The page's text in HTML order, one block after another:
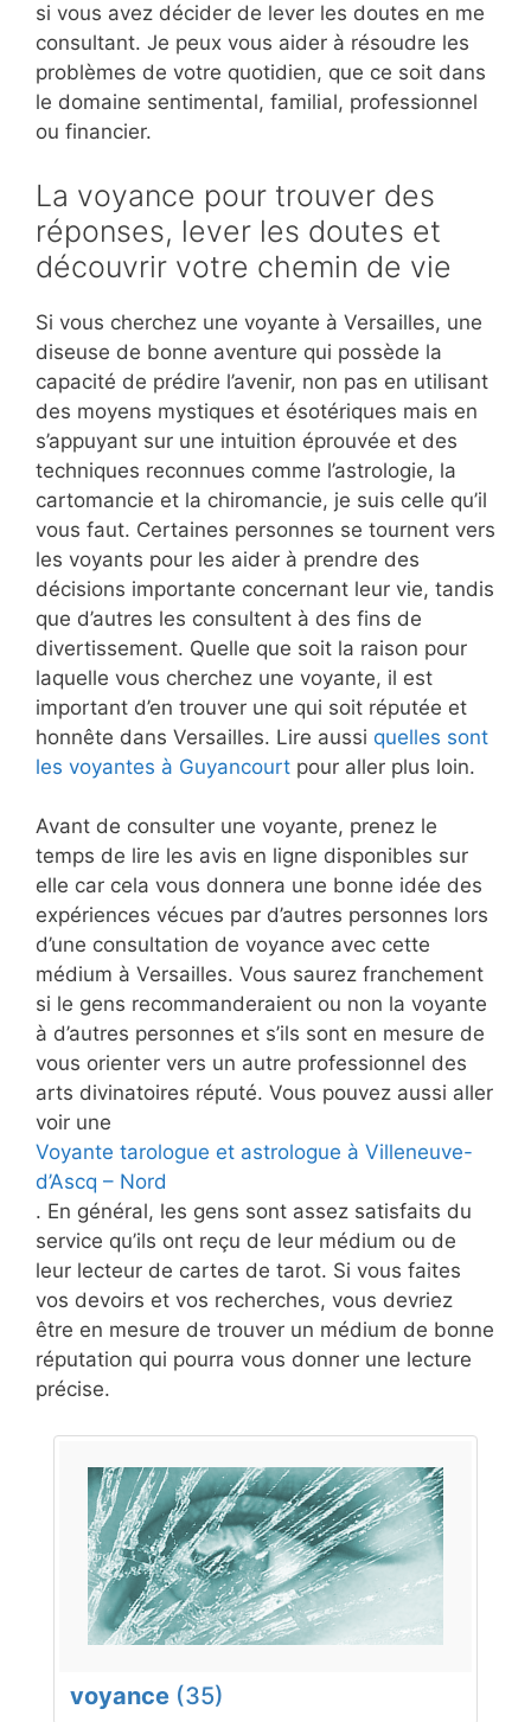
si vous avez décider de lever les doutes en me
consultant. Je peux vous aider à résoudre les
problèmes de votre quotidien, que ce soit dans
le domaine sentimental, familial, professionnel
ou financier.
La voyance pour trouver des
réponses, lever les doutes et
découvrir votre chemin de vie
Si vous cherchez une voyante à Versailles, une
diseuse de bonne aventure qui possède la
capacité de prédire l’avenir, non pas en utilisant
des moyens mystiques et ésotériques mais en
s’appuyant sur une intuition éprouvée et des
techniques reconnues comme l’astrologie, la
cartomancie et la chiromancie, je suis celle qu’il
vous faut. Certaines personnes se tournent vers
les voyants pour les aider à prendre des
décisions importante concernant leur vie, tandis
que d’autres les consultent à des fins de
divertissement. Quelle que soit la raison pour
laquelle vous cherchez une voyante, il est
important d’en trouver une qui soit réputée et
honnête dans Versailles. Lire aussi quelles sont
les voyantes à Guyancourt pour aller plus loin.
Avant de consulter une voyante, prenez le
temps de lire les avis en ligne disponibles sur
elle car cela vous donnera une bonne idée des
expériences vécues par d’autres personnes lors
d’une consultation de voyance avec cette
médium à Versailles. Vous saurez franchement
si le gens recommanderaient ou non la voyante
à d’autres personnes et s’ils sont en mesure de
vous orienter vers un autre professionnel des
arts divinatoires réputé. Vous pouvez aussi aller
voir une
Voyante tarologue et astrologue à Villeneuve-
d’Ascq – Nord
. En général, les gens sont assez satisfaits du
service qu’ils ont reçu de leur médium ou de
leur lecteur de cartes de tarot. Si vous faites
vos devoirs et vos recherches, vous devriez
être en mesure de trouver un médium de bonne
réputation qui pourra vous donner une lecture
précise.
voyance (35)